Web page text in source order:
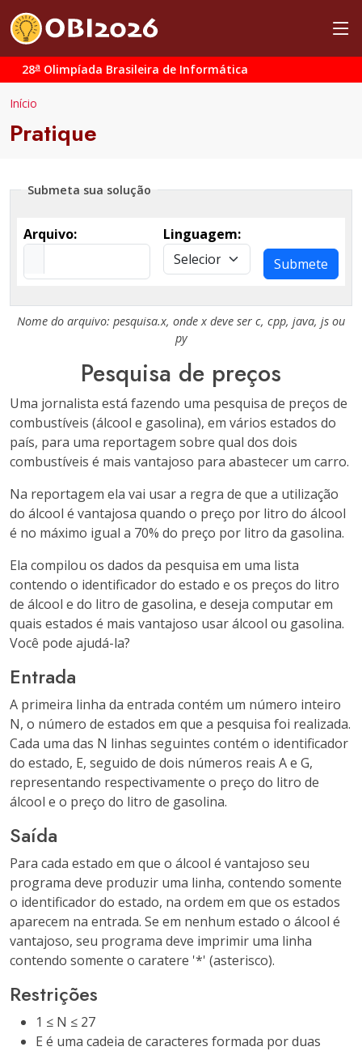
28a Olimpíada Brasileira de Informática
Início
Pratique
Submeta sua solução
Arquivo:
Linguagem:
Submete
Nome do arquivo: pesquisa.x, ondex deve ser c, cpp, java, js ou
py
Pesquisa de preços
Uma jornalista está fazendo uma pesquisa de preços de
combustíveis (álcool e gasolina), em vários estados do
país, para uma reportagem sobre qual dos dois
combustíveis é mais vantajoso para abastecer um carro.
Na reportagem ela vai usar a regra de que a utilização
do álcool é vantajosa quando o preço por litro do álcool
é no máximo igual a 70% do preço por litro da gasolina.
Ela compilou os dados da pesquisa em uma lista
contendo o identificador do estado e os preços do litro
de álcool e do litro de gasolina, e deseja computar em
quais estados é mais vantajoso usar álcool ou gasolina.
Você pode ajudá-la?
Entrada
A primeira linha da entrada contém um número inteiro
N, o número de estados em que a pesquisa foi realizada.
Cada uma das N linhas seguintes contém o identificador
do estado, E, seguido de dois números reais A e G,
representando respectivamente o preço do litro de
álcool e o preço do litro de gasolina.
Saída
Para cada estado em que o álcool é vantajoso seu
programa deve produzir uma linha, contendo somente
o identificador do estado, na ordem em que os estados
aparecem na entrada. Se em nenhum estado o álcool é
vantajoso, seu programa deve imprimir uma linha
contendo somente o caratere '*' (asterisco).
Restrições
1 ≤ N ≤ 27
E é uma cadeia de caracteres formada por duas